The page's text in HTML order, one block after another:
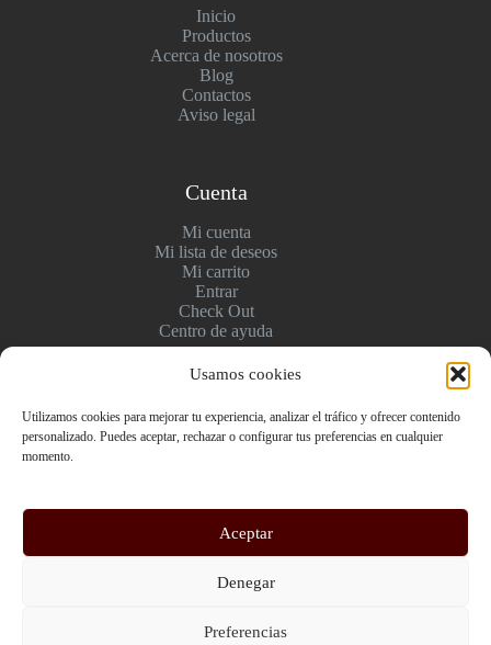
Usamos cookies
Utilizamos cookies para mejorar tu experiencia, analizar el tráfico y ofrecer contenido
personalizado. Puedes aceptar, rechazar o configurar tus preferencias en cualquier
momento.
Aceptar
Denegar
Preferencias
Inicio
Productos
Acerca de nosotros
Blog
Contactos
Aviso legal
Cuenta
Mi cuenta
Mi lista de deseos
Mi carrito
Entrar
Check Out
Centro de ayuda
Pagos y entregas
Envío y pago
Pago seguro
Copyright © 2026 Regalos Personalizados en Barcelona |